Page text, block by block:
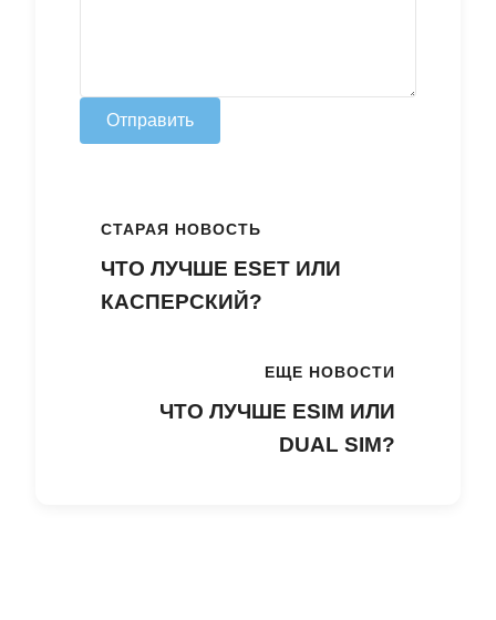
Отправить
СТАРАЯ НОВОСТЬ
ЧТО ЛУЧШЕ ESET ИЛИ
КАСПЕРСКИЙ?
ЕЩЕ НОВОСТИ
ЧТО ЛУЧШЕ ESIM ИЛИ
DUAL SIM?